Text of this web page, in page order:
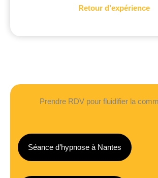
Retour d’expérience
Prendre RDV pour fluidifier la
Séance d’hypnose à Nantes